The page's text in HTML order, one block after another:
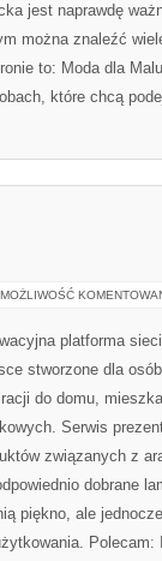
jest naprawdę
można znaleźć
to: Moda dla
które chcą
MOŻLIWOŚĆ
platforma
stworzone dla
do domu,
Serwis
związanych z
dobrane
piękno, ale
Polecam: